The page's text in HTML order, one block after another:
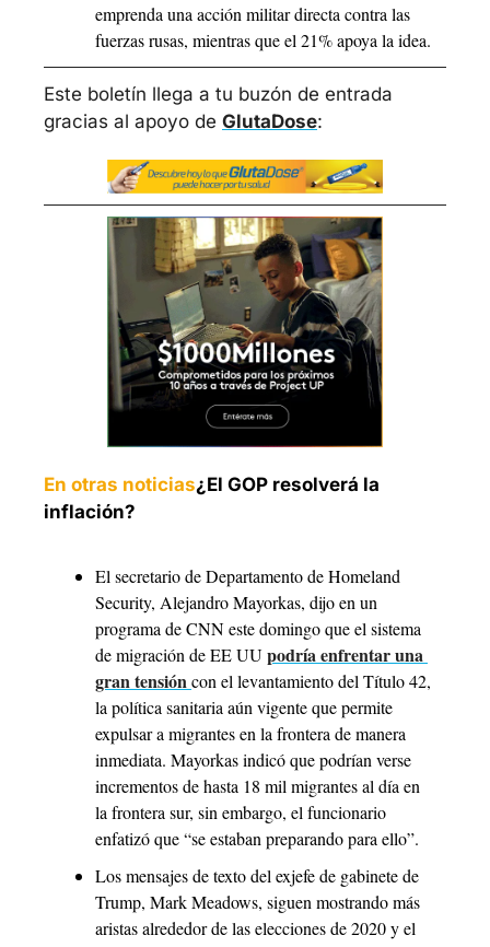
emprenda una acción militar directa contra las
fuerzas rusas, mientras que el 21% apoya la idea.
Este boletín llega a tu buzón de entrada
gracias al apoyo de GlutaDose:
En otras noticias¿El GOP resolverá la
inflación?
El secretario de Departamento de Homeland
Security, Alejandro Mayorkas, dijo en un
programa de CNN este domingo que el sistema
de migración de EE UU podría enfrentar una
gran tensión con el levantamiento del Título 42,
la política sanitaria aún vigente que permite
expulsar a migrantes en la frontera de manera
inmediata. Mayorkas indicó que podrían verse
incrementos de hasta 18 mil migrantes al día en
la frontera sur, sin embargo, el funcionario
enfatizó que “se estaban preparando para ello”.
Los mensajes de texto del exjefe de gabinete de
Trump, Mark Meadows, siguen mostrando más
aristas alrededor de las elecciones de 2020 y el